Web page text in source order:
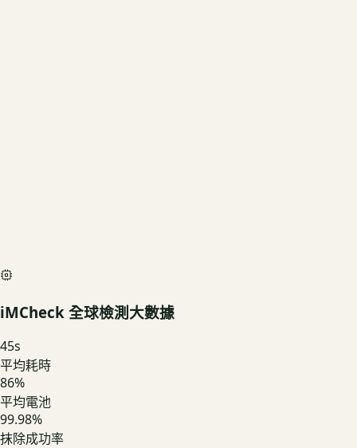
iMCheck 全球檢測大數據
45s
平均耗時
86%
平均電池
99.98%
抹除成功率